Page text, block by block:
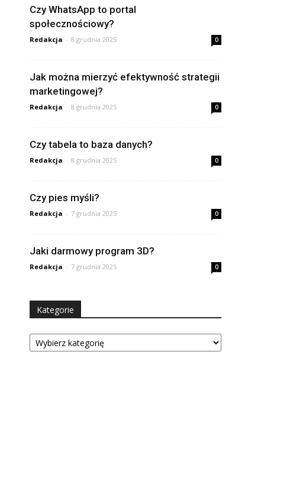
Czy WhatsApp to portal
społecznościowy?
Redakcja - 8 grudnia 2025 0
Jak można mierzyć efektywność strategii
marketingowej?
Redakcja - 8 grudnia 2025 0
Czy tabela to baza danych?
Redakcja - 8 grudnia 2025 0
Czy pies myśli?
Redakcja - 7 grudnia 2025 0
Jaki darmowy program 3D?
Redakcja - 7 grudnia 2025 0
Kategorie
Kategorie